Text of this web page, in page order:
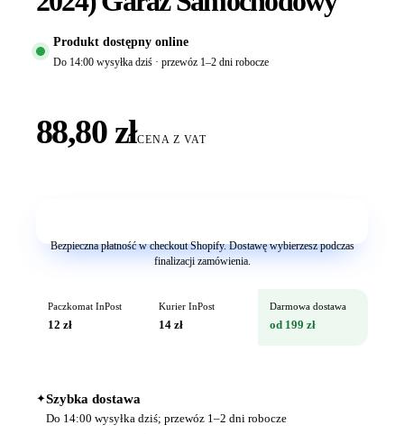
Produkt dostępny online
Do 14:00 wysyłka dziś · przewóz 1–2 dni robocze
88,80 złCENA Z VAT
Bezpieczna płatność w checkout Shopify. Dostawę wybierzesz podczas
finalizacji zamówienia.
Paczkomat InPost
12 zł
Kurier InPost
14 zł
Darmowa dostawa
od 199 zł
✦Szybka dostawa
Do 14:00 wysyłka dziś; przewóz 1–2 dni robocze